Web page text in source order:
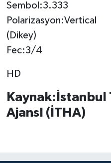
Sembol:3.333
Polarizasyon:Vertical
(Dikey)
Fec:3/4
HD
Kaynak:İstanbul
AjansI (İTHA)